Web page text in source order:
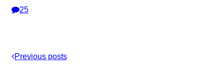
25
Previous posts